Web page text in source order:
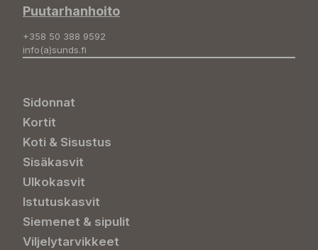
Puutarhanhoito
+358 50 388 9592
info(a)sunds.fi
Sidonnat
Kortit
Koti & Sisustus
Sisäkasvit
Ulkokasvit
Istutuskasvit
Siemenet & sipulit
Viljelytarvikkeet